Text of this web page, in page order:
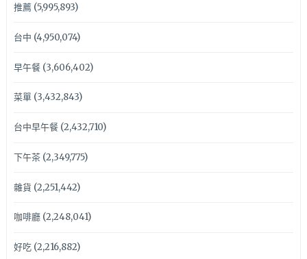
推薦(5,995,893)
台中 (4,950,074)
早午餐(3,606,402)
菜單(3,432,843)
台中早午餐(2,432,710)
下午茶(2,349,775)
雜貨 (2,251,442)
咖啡廳(2,248,041)
好吃(2,216,882)